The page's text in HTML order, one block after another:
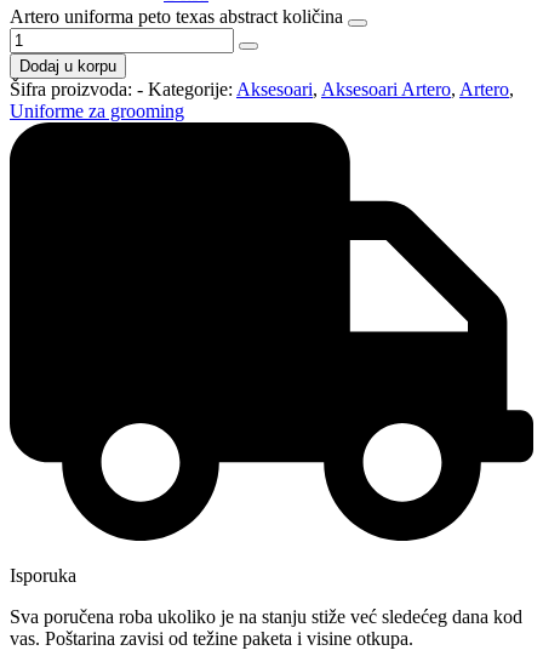
Artero uniforma peto texas abstract količina
Dodaj u korpu
Šifra proizvoda: - Kategorije: Aksesoari, Aksesoari Artero, Artero,
Uniforme za grooming
Isporuka
Sva poručena roba ukoliko je na stanju stiže već sledećeg dana kod
vas. Poštarina zavisi od težine paketa i visine otkupa.